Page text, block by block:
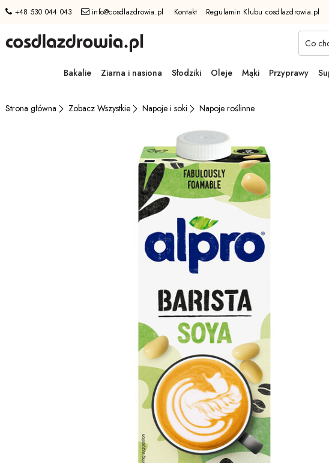
Przejdź
GŁÓWNEJ
MENU
+48 530 044 043 info@cosdlazdrowia.pl Kontakt Regulamin Klubu cosdlazdrowia.pl
Bakalie Ziarna i nasiona Słodziki Oleje Mąki Przyprawy
Strona główna Zobacz Wszystkie Napoje i soki Napoje roślinne